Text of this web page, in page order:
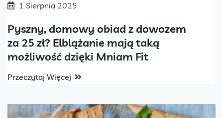
1 Sierpnia 2025
Pyszny, domowy obiad z dowozem
za 25 zł? Elblążanie mają taką
możliwość dzięki Mniam Fit
Przeczytaj Więcej